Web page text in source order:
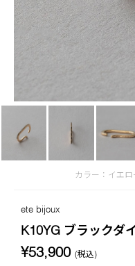
カラー：イエロ
ete bijoux
K10YG ブラックダ
¥53,900 (税込)